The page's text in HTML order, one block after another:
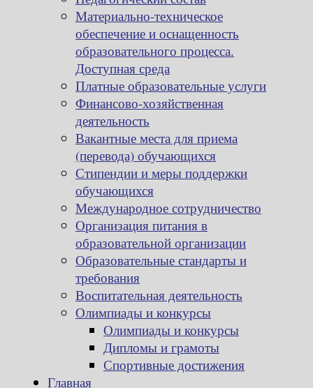
Материально-техническое
обеспечение и оснащенность
образовательного процесса.
Доступная среда
Платные образовательные услуги
Финансово-хозяйственная
деятельность
Вакантные места для приема
(перевода) обучающихся
Стипендии и меры поддержки
обучающихся
Международное сотрудничество
Организация питания в
образовательной организации
Образовательные стандарты и
требования
Воспитательная деятельность
Олимпиады и конкурсы
Олимпиады и конкурсы
Дипломы и грамоты
Спортивные достижения
Главная